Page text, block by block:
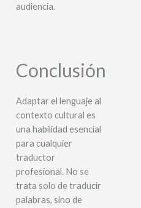
audiencia.
Conclusión
Adaptar el lenguaje al
contexto cultural es
una habilidad esencial
para cualquier
traductor
profesional. No se
trata solo de traducir
palabras, sino de